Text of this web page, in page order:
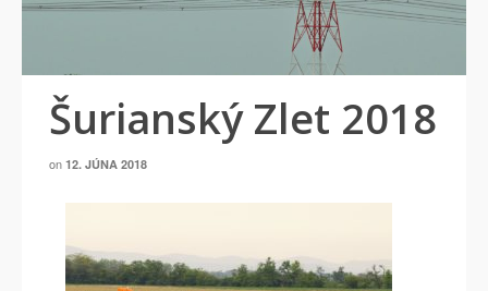
Šurianský Zlet 2018
on 12. JÚNA 2018